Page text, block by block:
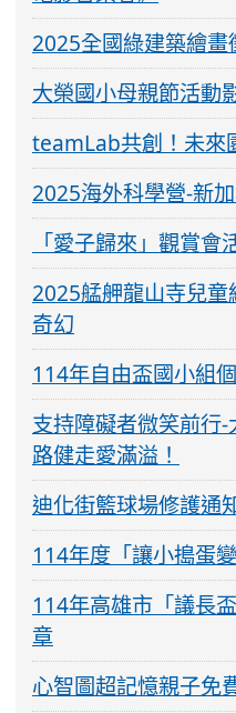
2025全國綠建築繪畫
大榮國小母親節活動
teamLab共創！未來
2025海外科學營-新
「愛子歸來」觀賞會
2025艋舺龍山寺兒童
奇幻
114年自由盃國小組
支持障礙者微笑前行
路健走愛滿溢！
迪化街籃球場修護通
114年度「讓小搗蛋
114年高雄市「議長
章
心智圖超記憶親子免